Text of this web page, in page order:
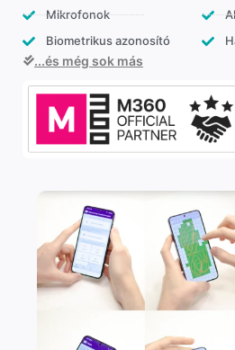
Mikrofonok
Biometrikus azonosító
...és még sok más